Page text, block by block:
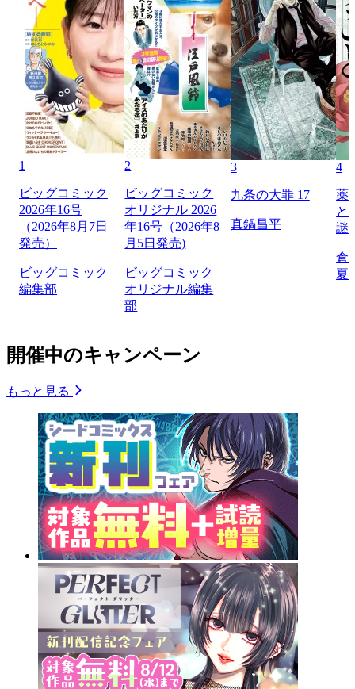
1
ビッグコミック
2026年16号
（2026年8月7日
発売）
ビッグコミック
編集部
2
ビッグコミック
オリジナル 2026
年16号（2026年8
月5日発売)
ビッグコミック
オリジナル編集
部
3
九条の大罪 17
真鍋昌平
4
薬
と
謎
倉
夏
開催中のキャンペーン
もっと見る